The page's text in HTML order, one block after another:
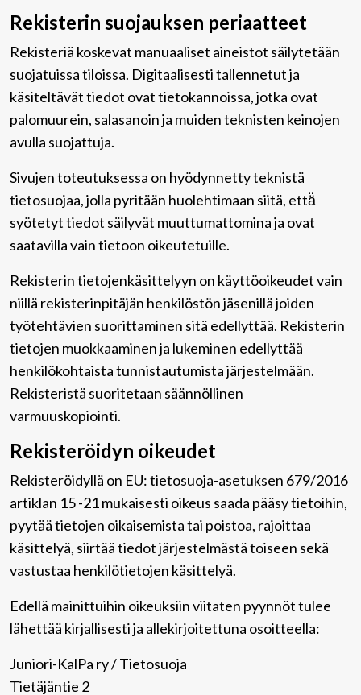
Rekisterin suojauksen periaatteet
Rekisteriä koskevat manuaaliset aineistot säilytetään
suojatuissa tiloissa. Digitaalisesti tallennetut ja
käsiteltävät tiedot ovat tietokannoissa, jotka ovat
palomuurein, salasanoin ja muiden teknisten keinojen
avulla suojattuja.
Sivujen toteutuksessa on hyödynnetty teknistä
tietosuojaa, jolla pyritään huolehtimaan siitä, että̈
syötetyt tiedot säilyvät muuttumattomina ja ovat
saatavilla vain tietoon oikeutetuille.
Rekisterin tietojenkäsittelyyn on käyttöoikeudet vain
niillä rekisterinpitäjän henkilöstön jäsenillä joiden
työtehtävien suorittaminen sitä edellyttää. Rekisterin
tietojen muokkaaminen ja lukeminen edellyttää
henkilökohtaista tunnistautumista järjestelmään.
Rekisteristä suoritetaan säännöllinen
varmuuskopiointi.
Rekisteröidyn oikeudet
Rekisteröidyllä on EU: tietosuoja-asetuksen 679/2016
artiklan 15 -21 mukaisesti oikeus saada pääsy tietoihin,
pyytää tietojen oikaisemista tai poistoa, rajoittaa
käsittelyä, siirtää tiedot järjestelmästä toiseen sekä
vastustaa henkilötietojen käsittelyä.
Edellä mainittuihin oikeuksiin viitaten pyynnöt tulee
lähettää kirjallisesti ja allekirjoitettuna osoitteella:
Juniori-KalPa ry / Tietosuoja
Tietäjäntie 2